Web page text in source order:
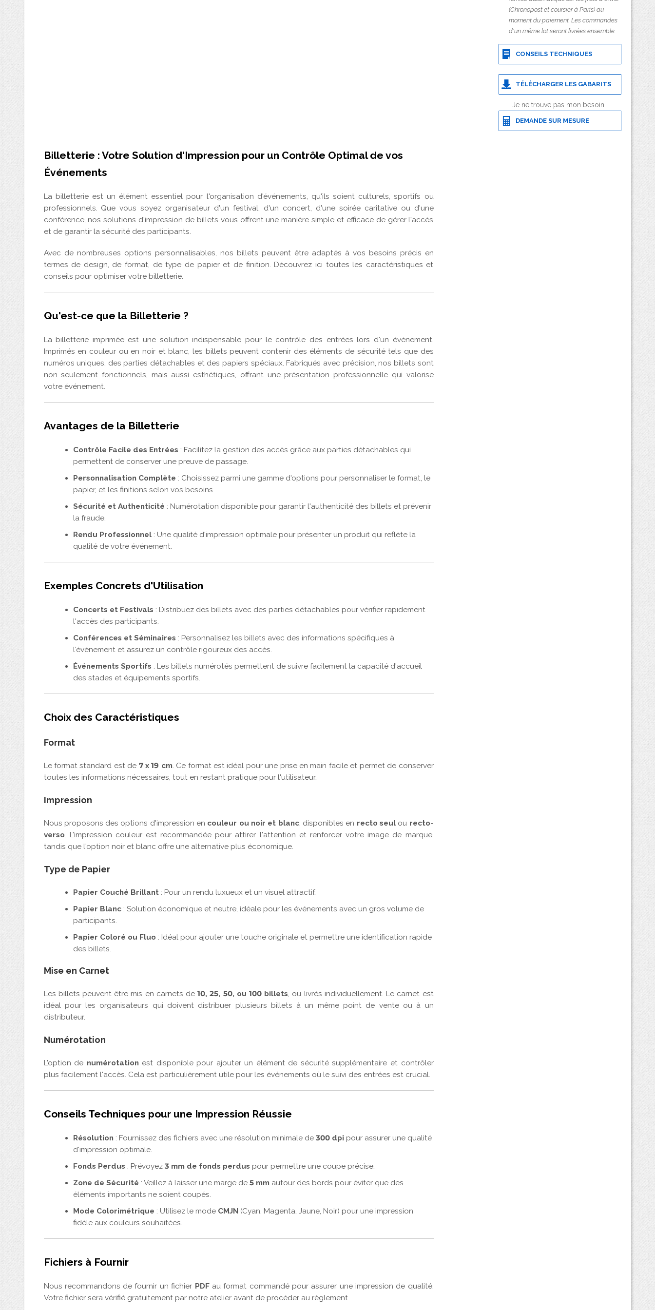
(Chronopost et coursier à Paris) au
moment du paiement. Les commandes
d'un même lot seront livrées ensemble.
CONSEILS TECHNIQUES
TÉLÉCHARGER LES GABARITS
Je ne trouve pas mon besoin :
DEMANDE SUR MESURE